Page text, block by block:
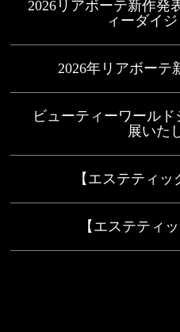
2026リアボーテ新作発
ィーダイ
2026年リアボーテ
ビューティーワールド
展いた
【エステティ
【エステティ